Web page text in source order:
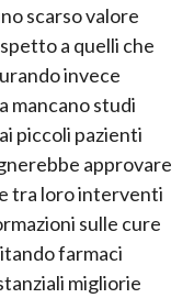
scarso valore
a quelli che
invece
mancano studi
piccoli pazienti
approvare
tra loro interventi
sulle cure
farmaci
migliorie